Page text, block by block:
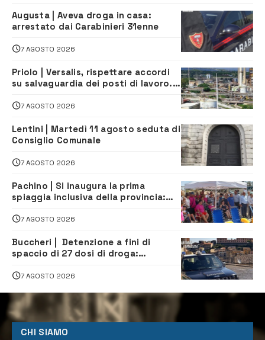
Augusta | Aveva droga in casa:
arrestato dai Carabinieri 31enne
7 AGOSTO 2026
Priolo | Versalis, rispettare accordi
su salvaguardia dei posti di lavoro. Il
7 AGOSTO 2026
Lentini | Martedì 11 agosto seduta di
Consiglio Comunale
7 AGOSTO 2026
Pachino | Si inaugura la prima
spiaggia inclusiva della provincia:
tutti
7 AGOSTO 2026
Buccheri | Detenzione a fini di
spaccio di 27 dosi di droga:
7 AGOSTO 2026
CHI SIAMO